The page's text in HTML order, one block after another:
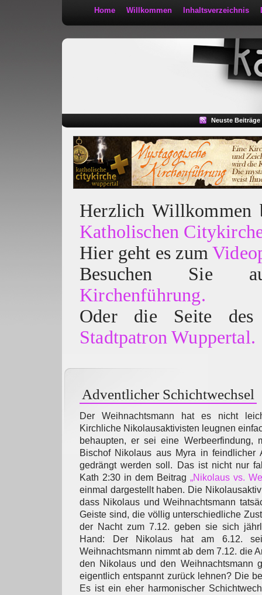
Home Willkommen Inhaltsverzeichnis
Neuste Beiträge
Herzlich
Katholischen
Hier geht es zum
Besuchen
Kirchenführung.
Oder die Seite des
Stadtpatron Wuppertal.
Adventlicher Schichtwechsel
Der Weihnachtsmann hat es nicht
Kirchliche Nikolausaktivisten leugnen
behaupten, er sei eine Werbeerfindung,
Bischof Nikolaus aus Myra in feindlicher
gedrängt werden soll. Das ist nicht nur
Kath 2:30 in dem Beitrag „Nikolaus vs.
einmal dargestellt haben. Die
dass Nikolaus und Weihnachtsmann
Geiste sind, die völlig unterschiedliche
der Nacht zum 7.12. geben sie sich
Hand: Der Nikolaus hat am 6.12.
Weihnachtsmann nimmt ab dem 7.12. die
den Nikolaus und den Weihnachtsmann
eigentlich entspannt zurück lehnen? Die
Es ist ein eher harmonischer